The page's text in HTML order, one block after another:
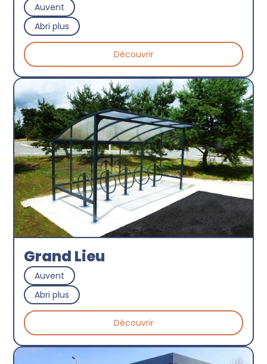
Auvent
Abri plus
Découvrir
Grand Lieu
Auvent
Abri plus
Découvrir